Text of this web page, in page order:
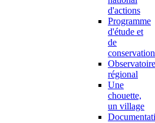
d'actions
Programme
d'étude et
de
conservation
Observatoire
régional
Une
chouette,
un village